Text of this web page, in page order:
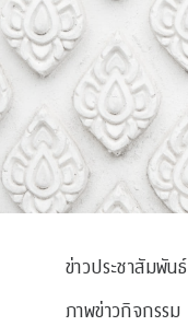
ข่าวประชาสัมพันธ์
ภาพข่าวกิจกรรม